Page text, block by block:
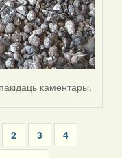
каментары.
Page
2 Page
3 Page
4